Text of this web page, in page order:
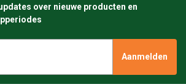
over nieuwe producten en